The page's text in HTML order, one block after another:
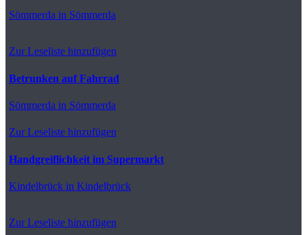
Sömmerda in Sömmerda
Zur Leseliste hinzufügen
Betrunken auf Fahrrad
Sömmerda in Sömmerda
Zur Leseliste hinzufügen
Handgreiflichkeit im Supermarkt
Kindelbrück in Kindelbrück
Zur Leseliste hinzufügen